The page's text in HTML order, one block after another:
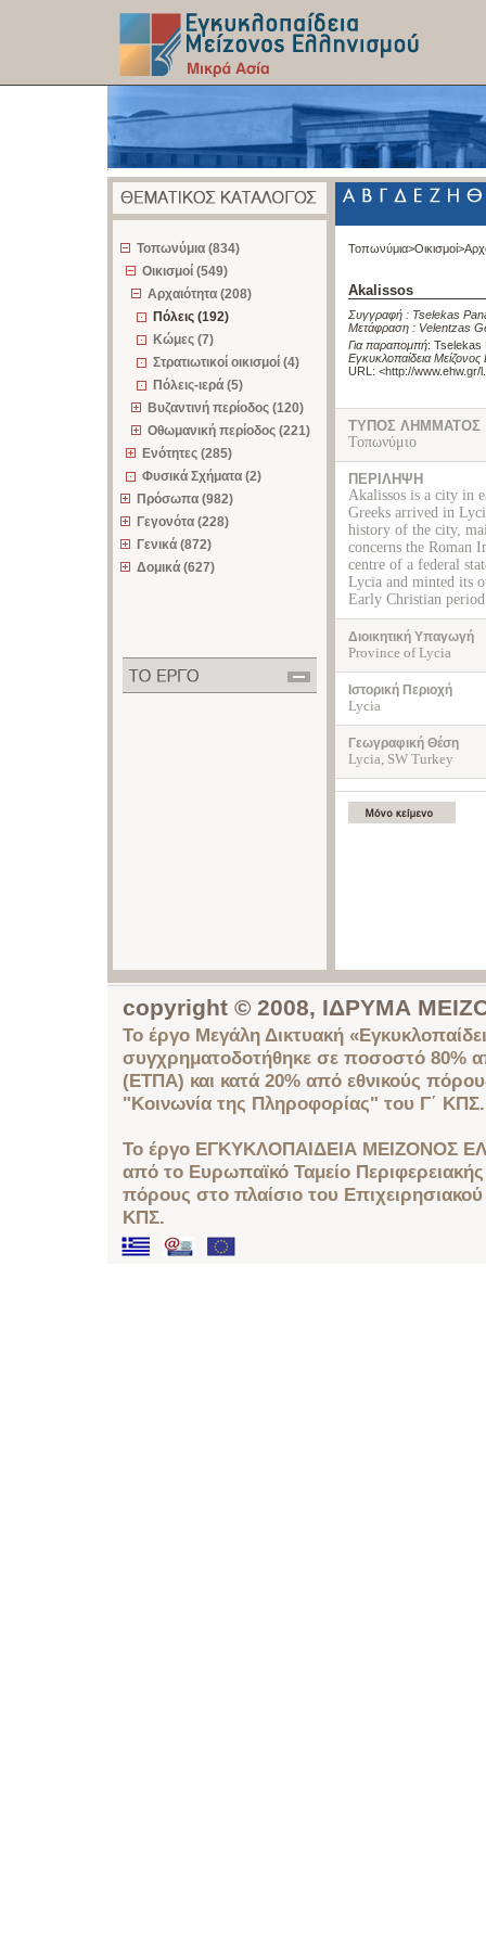
Τοπωνύμια (834)
Οικισμοί (549)
Αρχαιότητα (208)
Πόλεις (192)
Κώμες (7)
Στρατιωτικοί οικισμοί (4)
Πόλεις-ιερά (5)
Βυζαντινή περίοδος (120)
Οθωμανική περίοδος (221)
Ενότητες (285)
Φυσικά Σχήματα (2)
Πρόσωπα (982)
Γεγονότα (228)
Γενικά (872)
Δομικά (627)
Τοπωνύμια>Οικισμοί>
Akalissos
Συγγραφή : Tselekas
Μετάφραση : Velentzas
Για παραπομπή: Tselekas
Εγκυκλοπαίδεια
URL: <http://www.ehw.gr/
ΤΥΠΟΣ ΛΗΜΜΑΤΟΣ
Τοπωνύμιο
ΠΕΡΙΛΗΨΗ
Akalissos is a city in
Greeks arrived in
history of the city,
concerns the Roman
centre of a federal
Lycia and minted its
Early Christian
Διοικητική Υπαγωγή
Province of Lycia
Ιστορική Περιοχή
Lycia
Γεωγραφική Θέση
Lycia, SW Turkey
copyright © 2008, ΙΔΡΥΜΑ
Το έργο Μεγάλη Δικτυακή
συγχρηματοδοτήθηκε σε ποσοστό 80%
(ΕΤΠΑ) και κατά 20% από εθνικούς
"Κοινωνία της Πληροφορίας" του Γ΄ ΚΠΣ.
Το έργο ΕΓΚΥΚΛΟΠΑΙΔΕΙΑ ΜΕΙΖΟΝΟΣ
από το Ευρωπαϊκό Ταμείο
πόρους στο πλαίσιο του
ΚΠΣ.